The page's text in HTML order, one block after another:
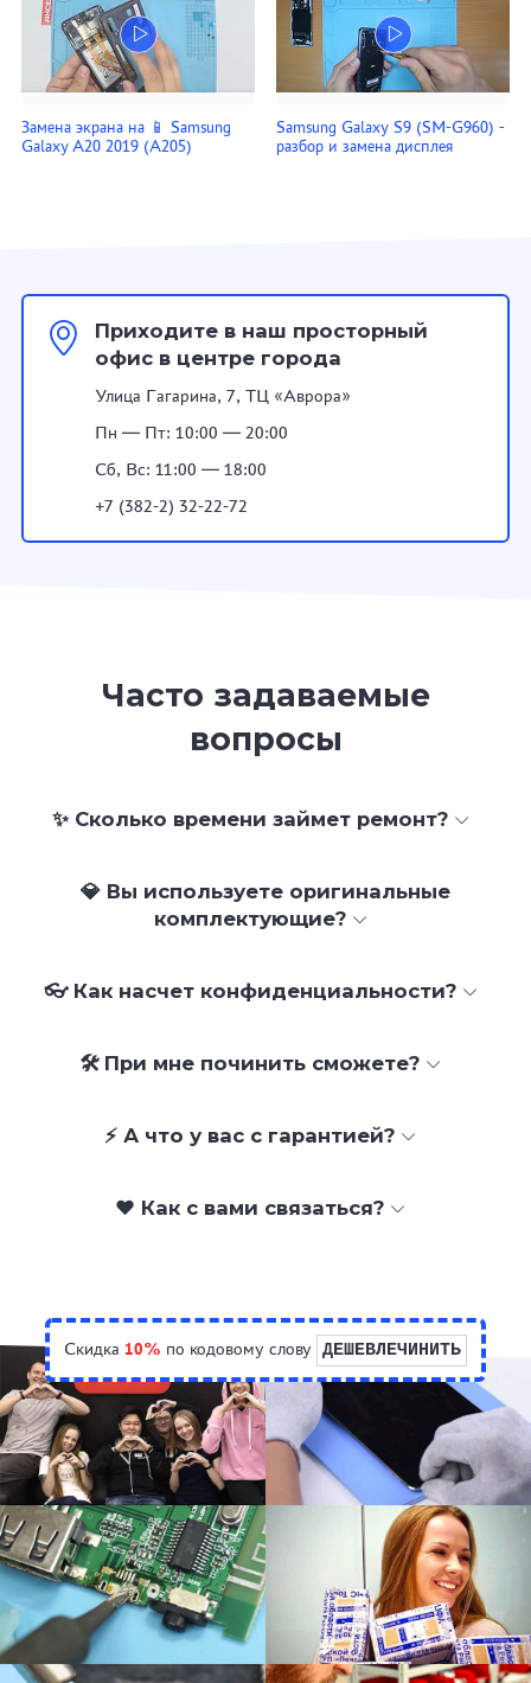
Замена экрана на 📱 Samsung
Galaxy A20 2019 (A205)
Samsung Galaxy S9 (SM-G960) -
разбор и замена дисплея
Приходите в наш просторный
офис в центре города
Улица Гагарина, 7, ТЦ «Аврора»
Пн — Пт: 10:00 — 20:00
Сб, Вс: 11:00 — 18:00
+7 (382-2) 32-22-72
Часто задаваемые
вопросы
✨ Сколько времени займет ремонт?
💎 Вы используете оригинальные
комплектующие?
👓 Как насчет конфиденциальности?
🛠 При мне починить сможете?
⚡ А что у вас с гарантией?
❤️ Как с вами связаться?
Скидка 10% по кодовому слову ДЕШЕВЛЕЧИНИТЬ